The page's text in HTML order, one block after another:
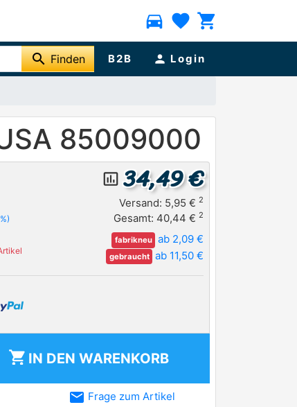
directions_car favorite shopping_cart
search Finden B2B person Login
85009000
insert_chart_outlined 34,49 €
Versand: 5,95 € 2
Gesamt: 40,44 € 2
fabrikneu ab 2,09 €
gebraucht ab 11,50 €
shopping_cart IN DEN WARENKORB
email Frage zum Artikel